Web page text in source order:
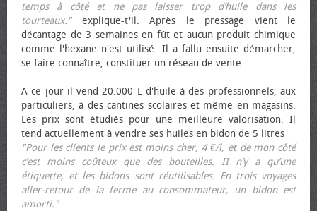
temps à côté et ne pas laisser trop d’huile dans les
tourteaux."explique-t'il. Après le pressage vient le
décantage de 3 semaines en fût et aucun produit chimique
comme l'hexane n'est utilisé. Il a fallu ensuite démarcher,
se faire connaître, constituer un réseau de vente.
A ce jour il vend 20.000 L d'huile à des professionnels, aux
particuliers, à des cantines scolaires et même en magasins.
Les prix sont étudiés pour une meilleure valorisation. Il
tend actuellement à vendre ses huiles en bidon de 5 litres
"Pour les clients le prix est moins cher, 4 €/l, et de mon côté
c’est moins coûteux que des bouteilles. II n’y a qu’une
étiquette, et les bidons sont réutilisables. En trois voyages
aller-retour de la ferme au consommateur, un bidon est
amorti."